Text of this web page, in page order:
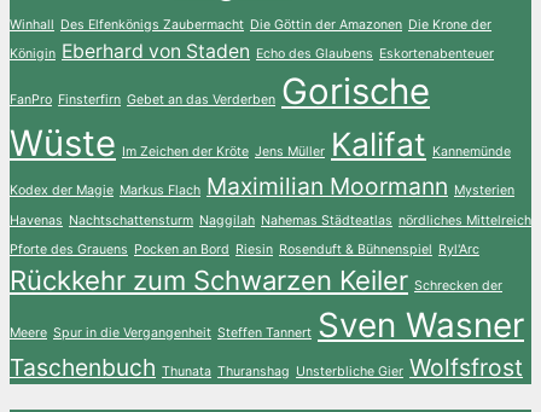
Winhall Des Elfenkönigs Zaubermacht Die Göttin der Amazonen Die Krone der
Königin Eberhard von Staden Echo des Glaubens Eskortenabenteuer
FanPro Finsterfirn Gebet an das Verderben Gorische
Wüste Im Zeichen der Kröte Jens Müller Kalifat Kannemünde
Kodex der Magie Markus Flach Maximilian Moormann Mysterien
Havenas Nachtschattensturm Naggilah Nahemas Städteatlas nördliches Mittelreich
Pforte des Grauens Pocken an Bord Riesin Rosenduft & Bühnenspiel Ryl'Arc
Rückkehr zum Schwarzen Keiler Schrecken der
Meere Spur in die Vergangenheit Steffen Tannert Sven Wasner
Taschenbuch Thunata Thuranshag Unsterbliche Gier Wolfsfrost